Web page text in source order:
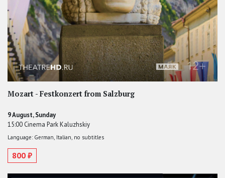
Mozart - Festkonzert from Salzburg
9 August, Sunday
15:00 Cinema Park Kaluzhskiy
Language: German, Italian, no subtitles
800 ₽